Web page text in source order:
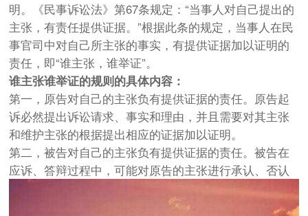
明。《民事诉讼法》第67条规定：“当事人对自己提出的
主张，有责任提供证据。”根据此条的规定，当事人在民
事官司中对自己所主张的事实，有提供证据加以证明的
责任，即“谁主张，谁举证”。
谁主张谁举证的规则的具体内容：
第一，原告对自己的主张负有提供证据的责任。原告起
诉必然提出诉讼请求、事实和理由，并且需要对其主张
和维护主张的根据提出相应的证据加以证明。
第二，被告对自己的主张负有提供证据的责任。被告在
应诉、答辩过程中，可能对原告的主张进行承认、否认